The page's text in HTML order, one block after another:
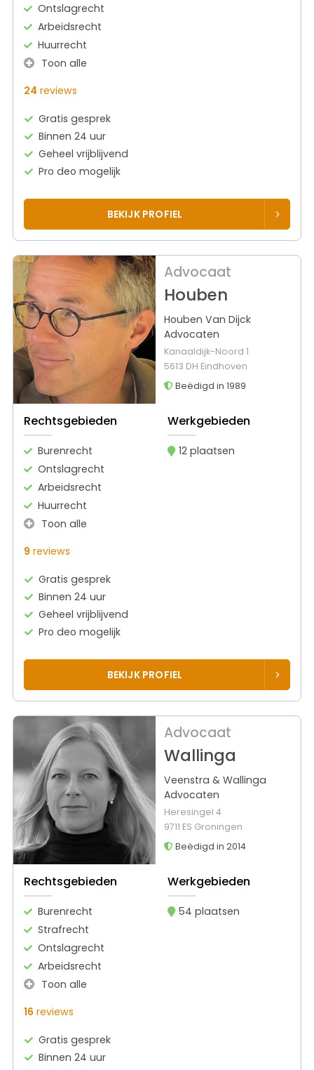
Ontslagrecht
Arbeidsrecht
Huurrecht
Toon alle
24 reviews
Gratis gesprek
Binnen 24 uur
Geheel vrijblijvend
Pro deo mogelijk
BEKIJK PROFIEL
Advocaat
Houben
Houben Van Dijck
Advocaten
Kanaaldijk-Noord 1
5613 DH Eindhoven
Beëdigd in 1989
Rechtsgebieden
Burenrecht
Ontslagrecht
Arbeidsrecht
Huurrecht
Toon alle
Werkgebieden
12 plaatsen
9 reviews
Gratis gesprek
Binnen 24 uur
Geheel vrijblijvend
Pro deo mogelijk
BEKIJK PROFIEL
Advocaat
Wallinga
Veenstra & Wallinga
Advocaten
Heresingel 4
9711 ES Groningen
Beëdigd in 2014
Rechtsgebieden
Burenrecht
Strafrecht
Ontslagrecht
Arbeidsrecht
Toon alle
Werkgebieden
54 plaatsen
16 reviews
Gratis gesprek
Binnen 24 uur